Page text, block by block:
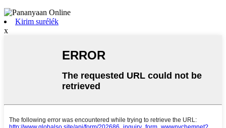
Kirim surélék
x